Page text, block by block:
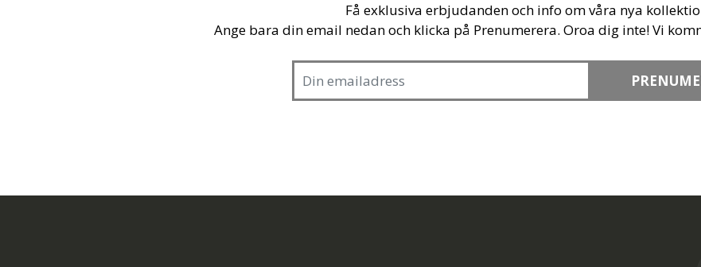
Få exklusiva erbjudanden och info om våra nya
Ange bara din email nedan och klicka på Prenumerera. Oroa dig inte! Vi